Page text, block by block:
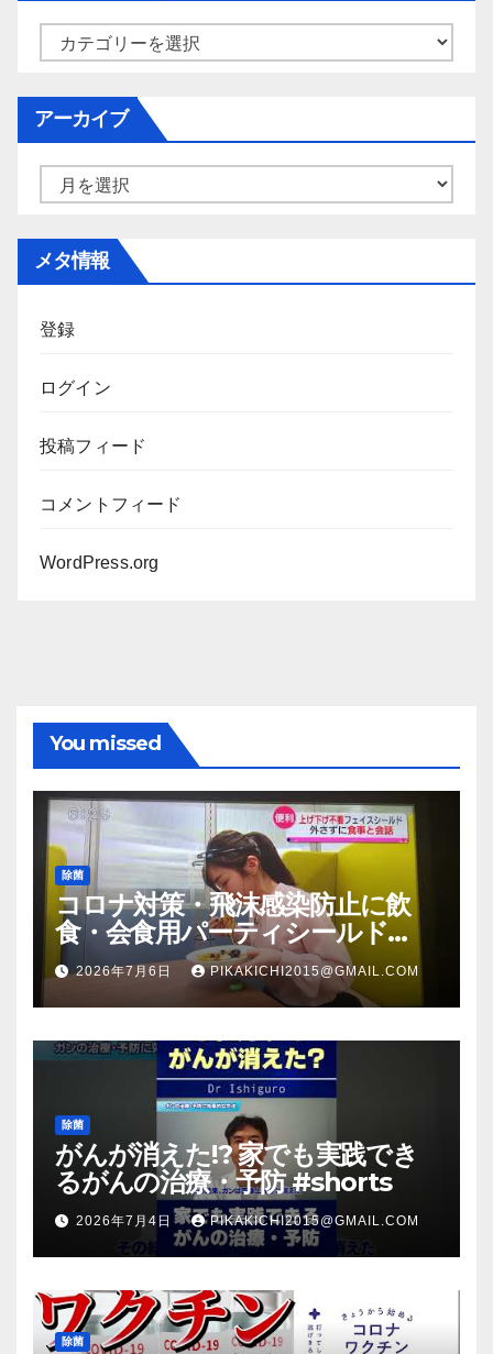
ー
アーカイブ
メタ情報
登録
ログイン
投稿フィード
コメントフィード
WordPress.org
You missed
除菌
コロナ対策・飛沫感染防止に飲
食・会食用パーティシールド
（マスク会食代替品）ＦＢＣ福井
放送のＴＶ番組での紹介映像
2026年7月6日 PIKAKICHI2015@GMAIL.COM
除菌
がんが消えた!? 家でも実践でき
るがんの治療・予防 #shorts
2026年7月4日 PIKAKICHI2015@GMAIL.COM
除菌